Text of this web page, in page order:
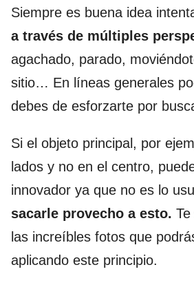
Siempre es buena idea
a través de múltiples
agachado, parado,
sitio… En líneas generales
debes de esforzarte por
Si el objeto principal, por
lados y no en el centro,
innovador ya que no es lo
sacarle provecho a esto.
las increíbles fotos que
aplicando este principio.